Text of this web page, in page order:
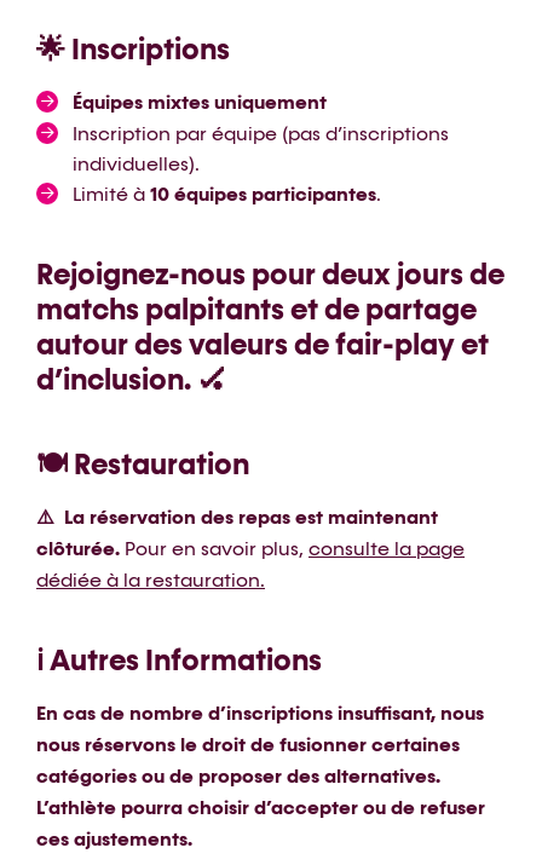
🌟 Inscriptions
Équipes mixtes uniquement
Inscription par équipe (pas d’inscriptions
individuelles).
Limité à 10 équipes participantes.
Rejoignez-nous pour deux jours de
matchs palpitants et de partage
autour des valeurs de fair-play et
d’inclusion. 🏑
🍽️ Restauration
⚠️ La réservation des repas est maintenant
clôturée. Pour en savoir plus, consulte la page
dédiée à la restauration.
ℹ️ Autres Informations
En cas de nombre d’inscriptions insuffisant, nous
nous réservons le droit de fusionner certaines
catégories ou de proposer des alternatives.
L’athlète pourra choisir d’accepter ou de refuser
ces ajustements.